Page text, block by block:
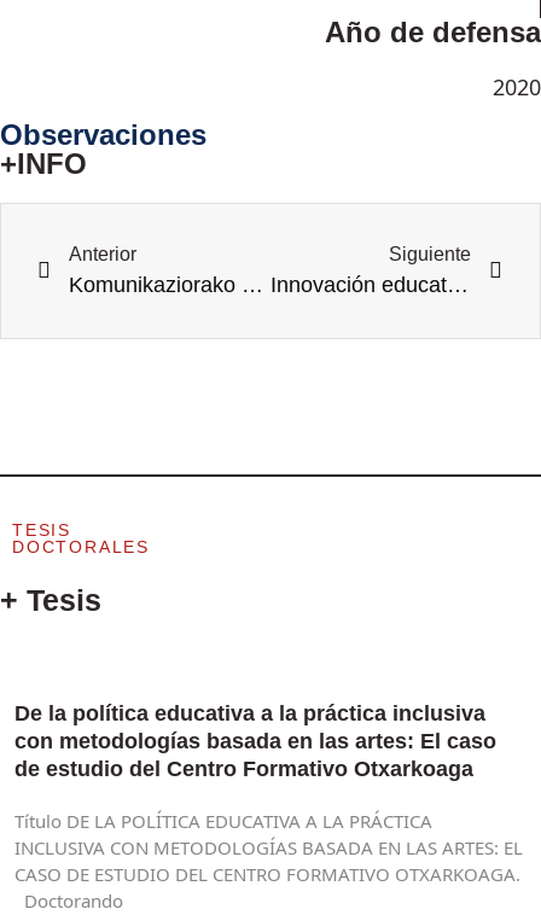
Año de defensa
2020
Observaciones
+INFO
Anterior
Komunikaziorako Gaitasunaren Ebaluazioa Ingurune Birtualetan Goi-Mailako Irakaskuntzan
Siguiente
Innovación educativa y desarrollo profesional: el caso de la Escuela Pública de Antzuola
TESIS
DOCTORALES
+ Tesis
De la política educativa a la práctica inclusiva
con metodologías basada en las artes: El caso
de estudio del Centro Formativo Otxarkoaga
Título DE LA POLÍTICA EDUCATIVA A LA PRÁCTICA
INCLUSIVA CON METODOLOGÍAS BASADA EN LAS ARTES: EL
CASO DE ESTUDIO DEL CENTRO FORMATIVO OTXARKOAGA.
Doctorando